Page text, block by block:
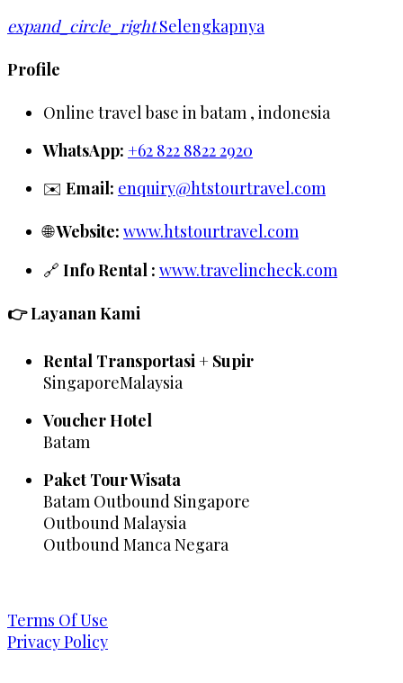
expand_circle_rightSelengkapnya
Profile
Online travel base in batam , indonesia
WhatsApp: +62 822 8822 2920
✉️ Email: enquiry@htstourtravel.com
🌐Website: www.htstourtravel.com
🔗 Info Rental : www.travelincheck.com
👉 Layanan Kami
Rental Transportasi + Supir
SingaporeMalaysia
Voucher Hotel
Batam
Paket Tour Wisata
Batam Outbound Singapore
Outbound Malaysia
Outbound Manca Negara
Terms Of Use
Privacy Policy